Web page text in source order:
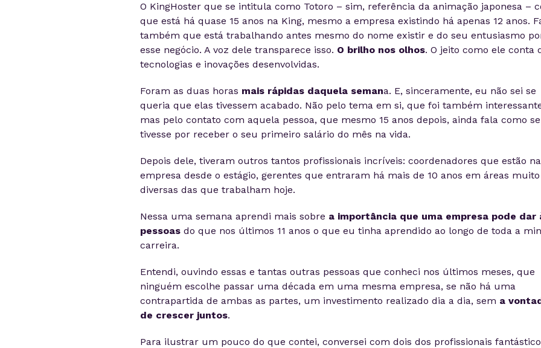
O KingHoster que se intitula como Totoro – sim, referência da animação japonesa –
que está há quase 15 anos na King, mesmo a empresa existindo há apenas 12 anos.
também que está trabalhando antes mesmo do nome existir e do seu entusiasmo
esse negócio. A voz dele transparece isso. O brilho nos olhos. O jeito como ele conta
tecnologias e inovações desenvolvidas.
Foram as duas horas mais rápidas daquela semana. E, sinceramente, eu não sei se
queria que elas tivessem acabado. Não pelo tema em si, que foi também
mas pelo contato com aquela pessoa, que mesmo 15 anos depois, ainda fala como se
tivesse por receber o seu primeiro salário do mês na vida.
Depois dele, tiveram outros tantos profissionais incríveis: coordenadores que estão na
empresa desde o estágio, gerentes que entraram há mais de 10 anos em áreas muito
diversas das que trabalham hoje.
Nessa uma semana aprendi mais sobre a importância que uma empresa pode dar
pessoasdo que nos últimos 11 anos o que eu tinha aprendido ao longo de toda a
carreira.
Entendi, ouvindo essas e tantas outras pessoas que conheci nos últimos meses, que
ninguém escolhe passar uma década em uma mesma empresa, se não há uma
contrapartida de ambas as partes, um investimento realizado dia a dia, sem a
de crescer juntos.
Para ilustrar um pouco do que contei, conversei com dois dos profissionais